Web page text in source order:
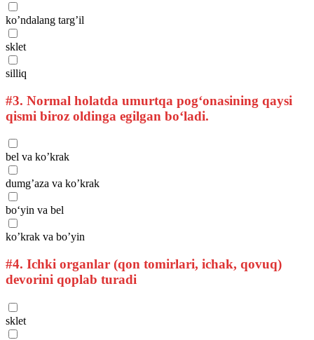
ko’ndalang targ’il
sklet
silliq
#3. Normal holatda umurtqa pog‘onasining qaysi
qismi biroz oldinga egilgan bo‘ladi.
bel va ko’krak
dumg’aza va ko’krak
bo‘yin va bel
ko’krak va bo’yin
#4. Ichki organlar (qon tomirlari, ichak, qovuq)
devorini qoplab turadi
sklet